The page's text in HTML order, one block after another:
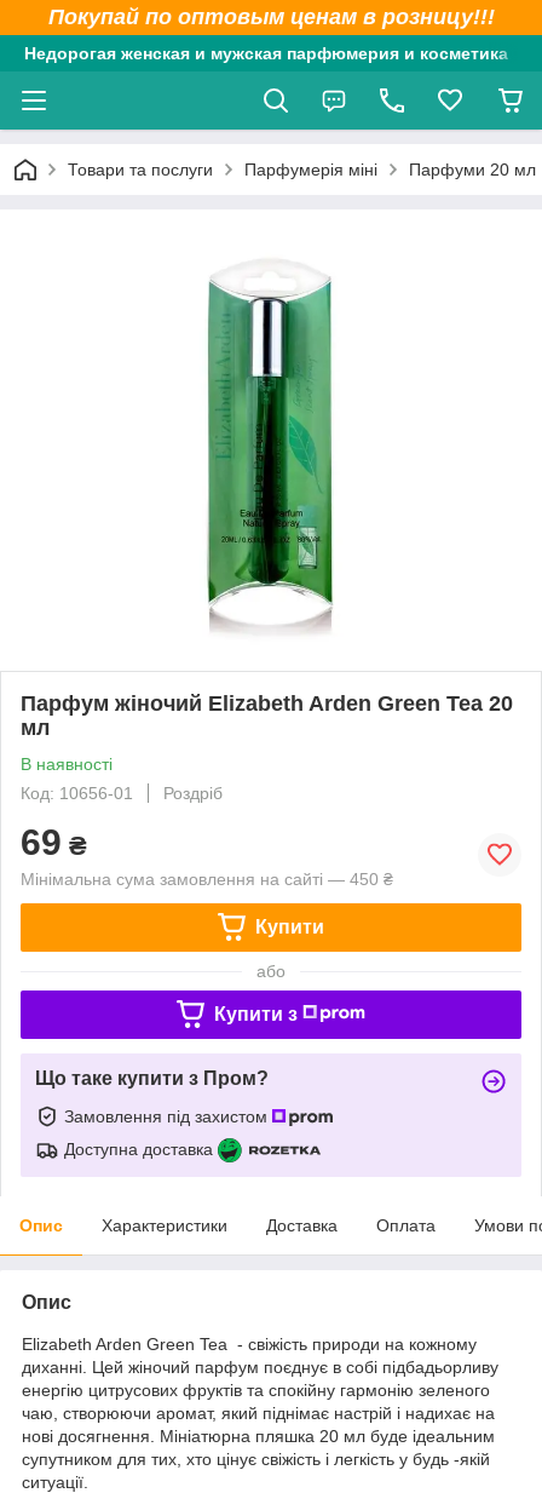
Покупай по оптовым ценам в розницу!!!
Недорогая женская и мужская парфюмерия и косметика
Товари та послуги Парфумерія міні Парфуми 20 мл
Парфум жіночий Elizabeth Arden Green Tea 20
мл
В наявності
Код: 10656-01
Роздріб
69 ₴
Мінімальна сума замовлення на сайті — 450 ₴
Купити
або
Купити з
Що таке купити з Пром?
Замовлення під захистом
Доступна доставка
Опис Характеристики Доставка Оплата Умови
Опис
Elizabeth Arden Green Tea - свіжість природи на кожному
диханні. Цей жіночий парфум поєднує в собі підбадьорливу
енергію цитрусових фруктів та спокійну гармонію зеленого
чаю, створюючи аромат, який піднімає настрій і надихає на
нові досягнення. Мініатюрна пляшка 20 мл буде ідеальним
супутником для тих, хто цінує свіжість і легкість у будь -якій
ситуації.